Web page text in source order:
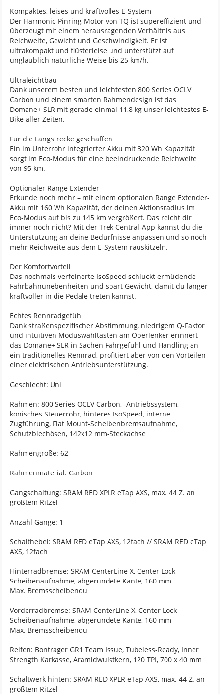
Kompaktes, leises und kraftvolles E-System
Der Harmonic-Pinring-Motor von TQ ist supereffizient und
überzeugt mit einem herausragenden Verhältnis aus
Reichweite, Gewicht und Geschwindigkeit. Er ist
ultrakompakt und flüsterleise und unterstützt auf
unglaublich natürliche Weise bis 25 km/h.
Ultraleichtbau
Dank unserem besten und leichtesten 800 Series OCLV
Carbon und einem smarten Rahmendesign ist das
Domane+ SLR mit gerade einmal 11,8 kg unser leichtestes E-
Bike aller Zeiten.
Für die Langstrecke geschaffen
Ein im Unterrohr integrierter Akku mit 320 Wh Kapazität
sorgt im Eco-Modus für eine beeindruckende Reichweite
von 95 km.
Optionaler Range Extender
Erkunde noch mehr – mit einem optionalen Range Extender-
Akku mit 160 Wh Kapazität, der deinen Aktionsradius im
Eco-Modus auf bis zu 145 km vergrößert. Das reicht dir
immer noch nicht? Mit der Trek Central-App kannst du die
Unterstützung an deine Bedürfnisse anpassen und so noch
mehr Reichweite aus dem E-System rauskitzeln.
Der Komfortvorteil
Das nochmals verfeinerte IsoSpeed schluckt ermüdende
Fahrbahnunebenheiten und spart Gewicht, damit du länger
kraftvoller in die Pedale treten kannst.
Echtes Rennradgefühl
Dank straßenspezifischer Abstimmung, niedrigem Q-Faktor
und intuitiven Moduswahltasten am Oberlenker erinnert
das Domane+ SLR in Sachen Fahrgefühl und Handling an
ein traditionelles Rennrad, profitiert aber von den Vorteilen
einer elektrischen Antriebsunterstützung.
Geschlecht: Uni
Rahmen: 800 Series OCLV Carbon, -Antriebssystem,
konisches Steuerrohr, hinteres IsoSpeed, interne
Zugführung, Flat Mount-Scheibenbremsaufnahme,
Schutzblechösen, 142x12 mm-Steckachse
Rahmengröße: 62
Rahmenmaterial: Carbon
Gangschaltung: SRAM RED XPLR eTap AXS, max. 44 Z. an
größtem Ritzel
Anzahl Gänge: 1
Schalthebel: SRAM RED eTap AXS, 12fach // SRAM RED eTap
AXS, 12fach
Hinterradbremse: SRAM CenterLine X, Center Lock
Scheibenaufnahme, abgerundete Kante, 160 mm
Max. Bremsscheibendu
Vorderradbremse: SRAM CenterLine X, Center Lock
Scheibenaufnahme, abgerundete Kante, 160 mm
Max. Bremsscheibendu
Reifen: Bontrager GR1 Team Issue, Tubeless-Ready, Inner
Strength Karkasse, Aramidwulstkern, 120 TPI, 700 x 40 mm
Schaltwerk hinten: SRAM RED XPLR eTap AXS, max. 44 Z. an
größtem Ritzel